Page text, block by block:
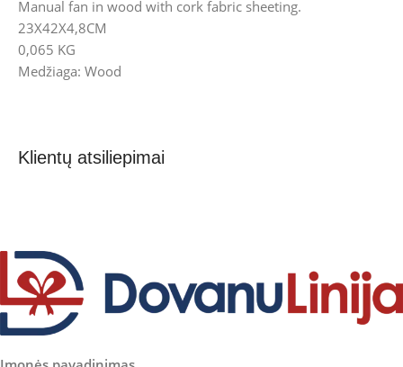
Manual fan in wood with cork fabric sheeting.
23X42X4,8CM
0,065 KG
Medžiaga: Wood
Klientų atsiliepimai